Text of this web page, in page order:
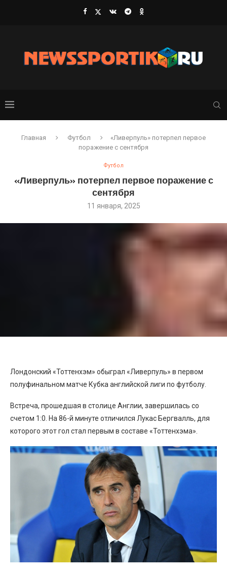
Главная Футбол
«Ливерпуль» потерпел первое
поражение с сентября
Футбол
«Ливерпуль» потерпел первое поражение с
сентября
11 января, 2025
Лондонский «Тоттенхэм» обыграл «Ливерпуль» в первом
полуфинальном матче Кубка английской лиги по футболу.
Встреча, прошедшая в столице Англии, завершилась со
счетом 1:0. На 86-й минуте отличился Лукас Бергвалль, для
которого этот гол стал первым в составе «Тоттенхэма».